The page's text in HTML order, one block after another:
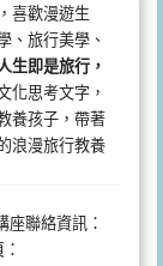
喜歡漫遊生
、旅行美學、
生即是旅行，
化思考文字，
養孩子，帶著
浪漫旅行教養
聯絡資訊：